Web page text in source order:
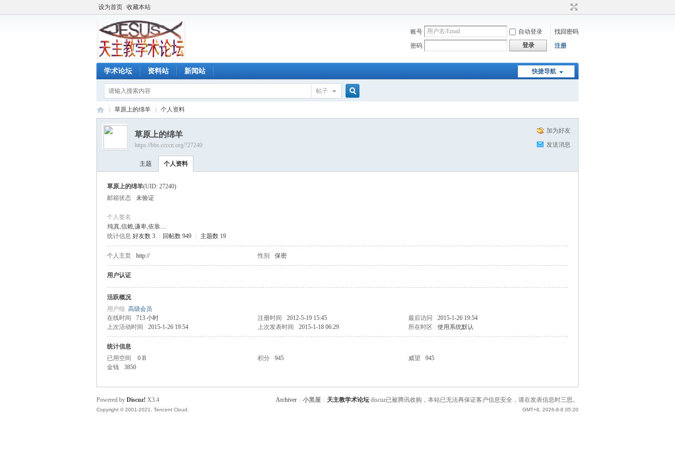
设为首页 收藏本站
账号 自动登录
找回密码
密码
登录 注册
快捷导航
学术论坛 资料站 新闻站
帖子
›
草原上的绵羊 个人资料
加为好友
发送消息
草原上的绵羊
https://bbs.ccccn.org/?27240
主题 个人资料
草原上的绵羊(UID: 27240)
邮箱状态
未验证
个人签名
纯真,信赖,谦卑,依靠....
统计信息 好友数 3 回帖数 949 主题数 19
个人主页 http:// 性别 保密
用户认证
活跃概况
用户组 高级会员
在线时间
713 小时 注册时间 2012-5-19 15:45 最后访问
2015-1-26 19:54
上次活动时间
2015-1-26 19:54 上次发表时间 2015-1-18 06:29 所在时区 使用系统默认
统计信息
已用空间
0 B 积分 945 威望
945
金钱
3850
Archiver 小黑屋 天主教学术论坛 discuz已被腾讯收购，本站已无法再保证客户信息安全，请在发表信息时三思。
GMT+8, 2026-8-8 05:20
Powered by Discuz! X3.4
Copyright © 2001-2021, Tencent Cloud.